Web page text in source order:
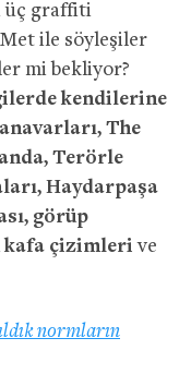
üç graffiti
Met ile söyleşiler
mi bekliyor?
kendilerine
The
Terörle
Haydarpaşa
görüp
kafa çizimleri ve
normların